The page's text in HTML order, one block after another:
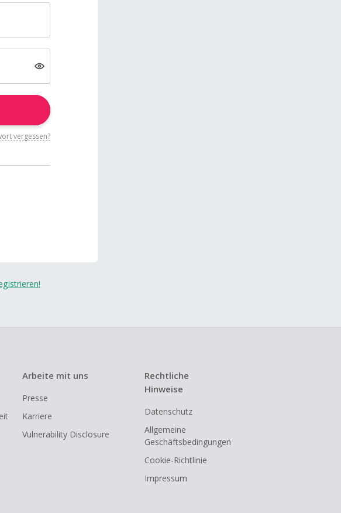
vergessen?
Arbeite mit uns
Presse
Karriere
Vulnerability Disclosure
Rechtliche
Hinweise
Datenschutz
Allgemeine
Geschäftsbedingungen
Cookie-Richtlinie
Impressum